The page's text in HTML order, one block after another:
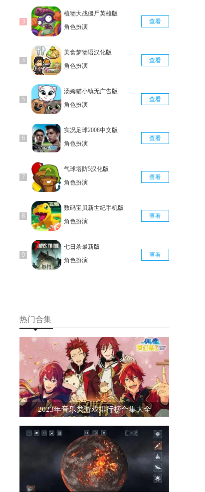
植物大战僵尸英雄版
角色扮演
查看
美食梦物语汉化版
角色扮演
查看
汤姆猫小镇无广告版
角色扮演
查看
实况足球2008中文版
角色扮演
查看
气球塔防5汉化版
角色扮演
查看
数码宝贝新世纪手机版
角色扮演
查看
七日杀最新版
角色扮演
查看
热门合集
2023年音乐类游戏排行榜合集大全